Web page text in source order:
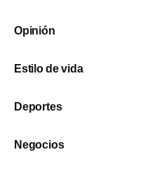
Opinión
Estilo de vida
Deportes
Negocios